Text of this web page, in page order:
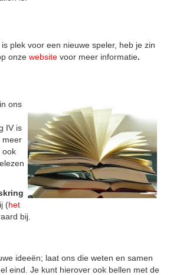
plek voor een nieuwe speler, heb je zin
onze website voor meer informatie.
ons
IV is
meer
ook
(het
bij.
ideeën; laat ons die weten en samen
eind. Je kunt hierover ook bellen met de